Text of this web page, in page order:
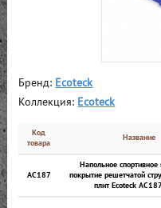
Бренд: Ecoteck
Коллекция: Ecoteck
Код
товара
Название
АС187
Напольное
покрытие решетчатой
плит Ecoteck